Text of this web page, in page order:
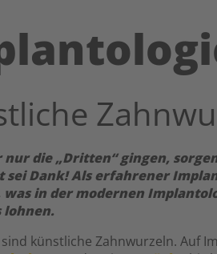
nur die „Dritten“ gingen,
Dank! Als erfahrener
was in der modernen
lohnen.
künstliche Zahnwurzeln. Auf